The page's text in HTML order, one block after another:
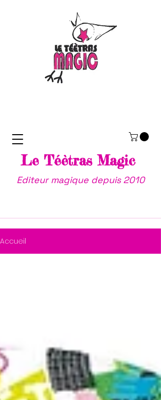
Le Téètras Magic
Editeur magique depuis 2010
Accueil